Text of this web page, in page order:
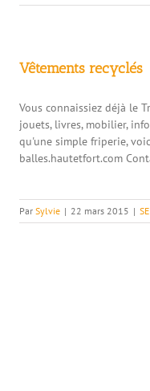
Vêtements recyclés
Vous connaissiez déjà le
jouets, livres, mobilier,
qu'une simple friperie,
balles.hautetfort.com
ParSylvie | 22 mars 2015 |